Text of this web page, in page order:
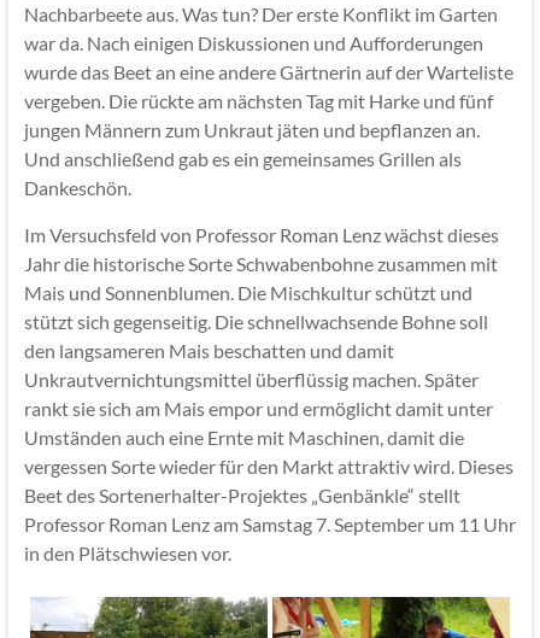
Nachbarbeete aus. Was tun? Der erste Konflikt im Garten
war da. Nach einigen Diskussionen und Aufforderungen
wurde das Beet an eine andere Gärtnerin auf der Warteliste
vergeben. Die rückte am nächsten Tag mit Harke und fünf
jungen Männern zum Unkraut jäten und bepflanzen an.
Und anschließend gab es ein gemeinsames Grillen als
Dankeschön.
Im Versuchsfeld von Professor Roman Lenz wächst dieses
Jahr die historische Sorte Schwabenbohne zusammen mit
Mais und Sonnenblumen. Die Mischkultur schützt und
stützt sich gegenseitig. Die schnellwachsende Bohne soll
den langsameren Mais beschatten und damit
Unkrautvernichtungsmittel überflüssig machen. Später
rankt sie sich am Mais empor und ermöglicht damit unter
Umständen auch eine Ernte mit Maschinen, damit die
vergessen Sorte wieder für den Markt attraktiv wird. Dieses
Beet des Sortenerhalter-Projektes „Genbänkle“ stellt
Professor Roman Lenz am Samstag 7. September um 11 Uhr
in den Plätschwiesen vor.